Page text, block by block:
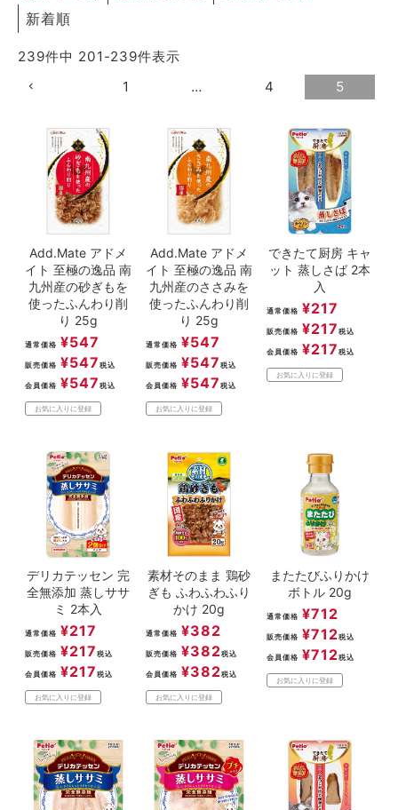
新着順
239件中 201 -239件表示
1
… 4 5
Add.Mate アドメ
イト 至極の逸品 南
九州産の砂ぎもを
使ったふんわり削
り 25g
通常価格 ¥547
販売価格 ¥547 税込
会員価格 ¥547 税込
お気に入りに登録
Add.Mate アドメ
イト 至極の逸品 南
九州産のささみを
使ったふんわり削
り 25g
通常価格 ¥547
販売価格 ¥547 税込
会員価格 ¥547 税込
お気に入りに登録
できたて厨房 キャ
ット 蒸しさば 2本
入
通常価格 ¥217
販売価格 ¥217 税込
会員価格 ¥217 税込
お気に入りに登録
デリカテッセン 完
全無添加 蒸しササ
ミ 2本入
通常価格 ¥217
販売価格 ¥217 税込
会員価格 ¥217 税込
お気に入りに登録
素材そのまま 鶏砂
ぎも ふわふわふり
かけ 20g
通常価格 ¥382
販売価格 ¥382税込
会員価格 ¥382税込
お気に入りに登録
またたびふりかけ
ボトル 20g
通常価格 ¥712
販売価格 ¥712税込
会員価格 ¥712税込
お気に入りに登録